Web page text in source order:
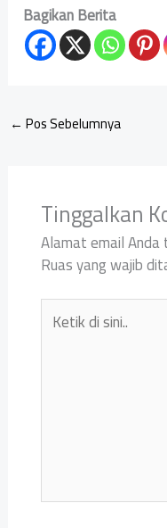
Bagikan Berita
← Pos Sebelumnya
Tinggalkan
Alamat email Anda
Ruas yang wajib
Ketik